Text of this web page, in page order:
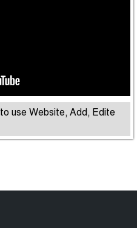
to use Website, Add, Edite